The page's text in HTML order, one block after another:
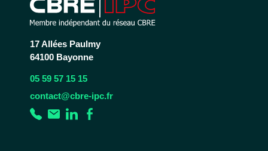
17 Allées Paulmy
64100 Bayonne
05 59 57 15 15
contact@cbre-ipc.fr